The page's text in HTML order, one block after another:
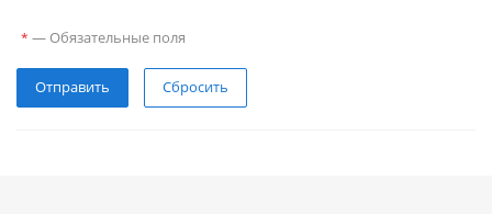
* — Обязательные поля
Сбросить